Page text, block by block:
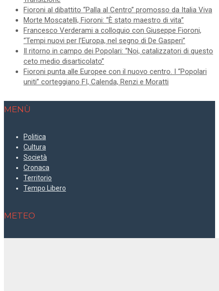
Fioroni al dibattito “Palla al Centro” promosso da Italia Viva
Morte Moscatelli, Fioroni: “È stato maestro di vita”
Francesco Verderami a colloquio con Giuseppe Fioroni,
“Tempi nuovi per l’Europa, nel segno di De Gasperi”
Il ritorno in campo dei Popolari: “Noi, catalizzatori di questo
ceto medio disarticolato”
Fioroni punta alle Europee con il nuovo centro. I “Popolari
uniti” corteggiano FI, Calenda, Renzi e Moratti
MENÙ
Politica
Cultura
Società
Cronaca
Territorio
Tempo Libero
METEO